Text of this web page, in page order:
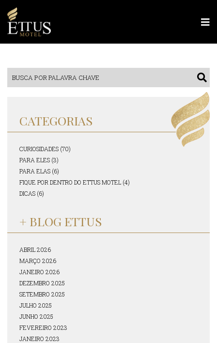
CATEGORIAS
CURIOSIDADES (70)
PARA ELES (3)
PARA ELAS (6)
FIQUE POR DENTRO DO ETTUS MOTEL (4)
DICAS (6)
+ BLOG ETTUS
ABRIL 2026
MARÇO 2026
JANEIRO 2026
DEZEMBRO 2025
SETEMBRO 2025
JULHO 2025
JUNHO 2025
FEVEREIRO 2023
JANEIRO 2023